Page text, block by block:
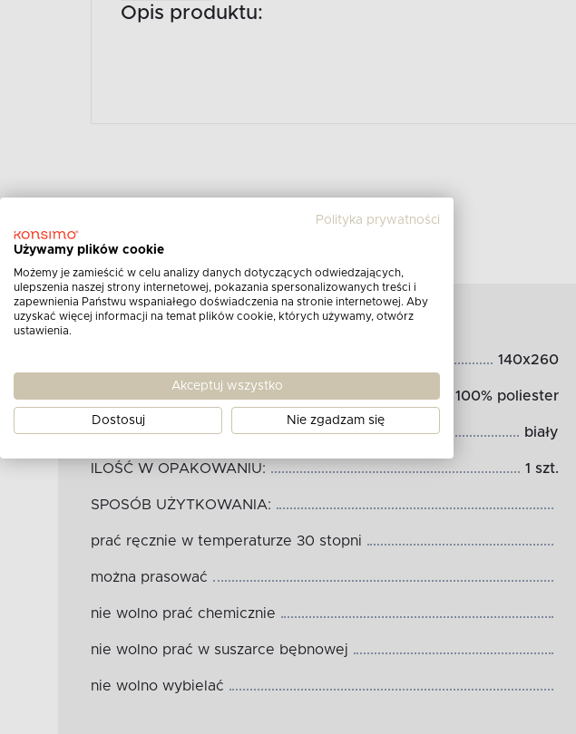
Opis produktu:
Wymiary produktu:
140x260
100% poliester
KOLOR: biały
ILOŚĆ W OPAKOWANIU: 1 szt.
SPOSÓB UŻYTKOWANIA:
prać ręcznie w temperaturze 30 stopni
można prasować
nie wolno prać chemicznie
nie wolno prać w suszarce bębnowej
nie wolno wybielać
Polityka prywatności
Używamy plików cookie
Możemy je zamieścić w celu analizy danych dotyczących odwiedzających,
ulepszenia naszej strony internetowej, pokazania spersonalizowanych treści i
zapewnienia Państwu wspaniałego doświadczenia na stronie internetowej. Aby
uzyskać więcej informacji na temat plików cookie, których używamy, otwórz
ustawienia.
Akceptuj wszystko
Dostosuj Nie zgadzam się